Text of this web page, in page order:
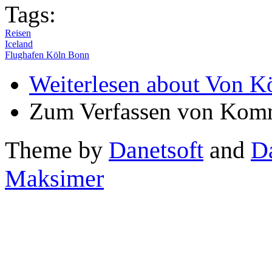
Tags:
Reisen
Iceland
Flughafen Köln Bonn
Weiterlesen about Von
Zum Verfassen von
Theme by Danetsoft and
Maksimer